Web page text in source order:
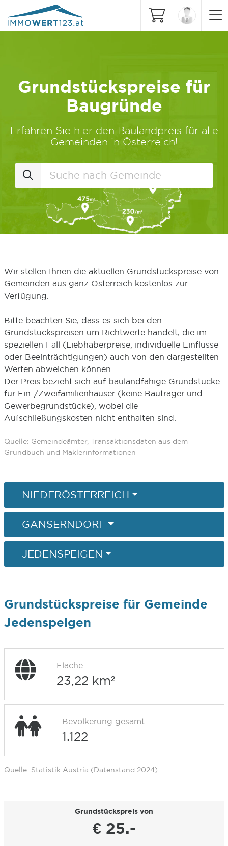
Grundstückspreise für
Baugründe
Erfahren Sie hier den Baulandpreis für alle
Gemeinden in Österreich!
Wir stellen Ihnen die aktuellen Grundstückspreise von
Gemeinden aus ganz Österreich kostenlos zur
Verfügung.
Bitte beachten Sie, dass es sich bei den
Grundstückspreisen um Richtwerte handelt, die im
speziellen Fall (Liebhaberpreise, individuelle Einflüsse
oder Beeinträchtigungen) auch von den dargestellten
Werten abweichen können.
Der Preis bezieht sich auf baulandfähige Grundstücke
für Ein-/Zweifamilienhäuser (keine Bauträger und
Gewerbegrundstücke), wobei die
Aufschließungskosten nicht enthalten sind.
Quelle: Gemeindeämter, Transaktionsdaten aus dem
Grundbuch und Maklerinformationen
NIEDERÖSTERREICH
GÄNSERNDORF
JEDENSPEIGEN
Grundstückspreise für Gemeinde
Jedenspeigen
Fläche
23,22 km²
Bevölkerung gesamt
1.122
Quelle: Statistik Austria (Datenstand 2024)
Grundstückspreis von
€ 25.-